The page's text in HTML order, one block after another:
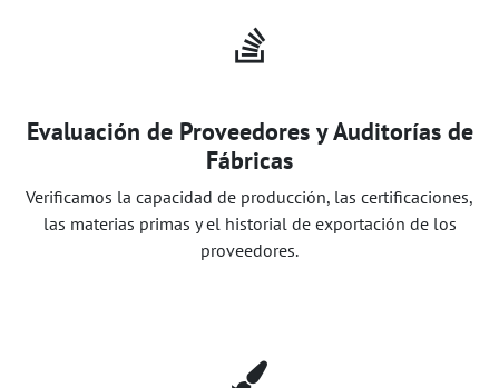
Evaluación de Proveedores y Auditorías de
Fábricas
Verificamos la capacidad de producción, las certificaciones,
las materias primas y el historial de exportación de los
proveedores.